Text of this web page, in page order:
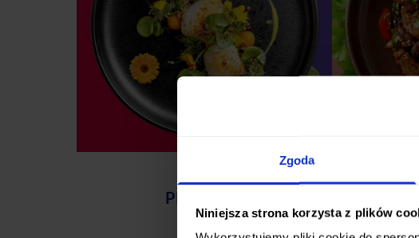
Zgoda
Niniejsza strona korzysta z plików
PREMIUM